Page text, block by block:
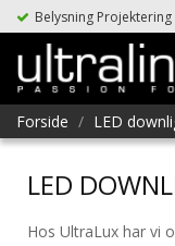
Belysning Projektering
Forside LED
LED
Hos UltraLux har vi